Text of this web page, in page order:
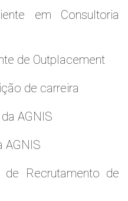
em Consultoria
de Outplacement
de carreira
AGNIS
AGNIS
Recrutamento de